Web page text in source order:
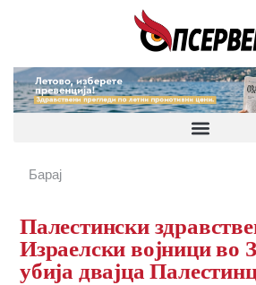
Палестински
Израелски војници во
убија двајца